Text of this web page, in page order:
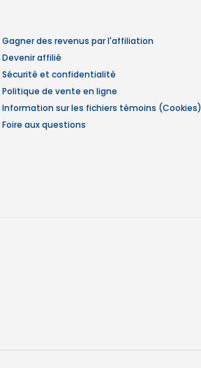
Gagner des revenus par l'affiliation
Devenir affilié
Sécurité et confidentialité
Politique de vente en ligne
Information sur les fichiers témoins (Cookies)
Foire aux questions